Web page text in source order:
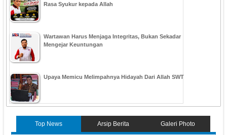
Rasa Syukur kepada Allah
Wartawan Harus Menjaga Integritas, Bukan Sekadar
Mengejar Keuntungan
Upaya Memicu Melimpahnya Hidayah Dari Allah SWT
Top News Arsip Berita Galeri Photo